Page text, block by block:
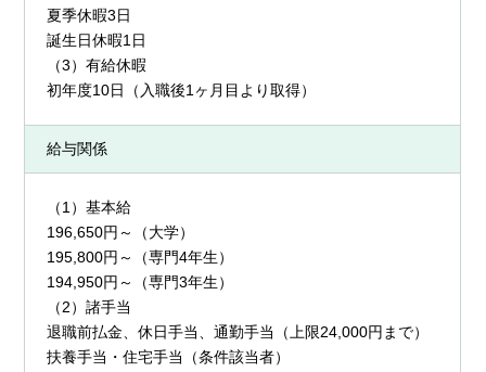
夏季休暇3日
誕生日休暇1日
（3）有給休暇
初年度10日（入職後1ヶ月目より取得）
給与関係
（1）基本給
196,650円～（大学）
195,800円～（専門4年生）
194,950円～（専門3年生）
（2）諸手当
退職前払金、休日手当、通勤手当（上限24,000円まで）
扶養手当・住宅手当（条件該当者）